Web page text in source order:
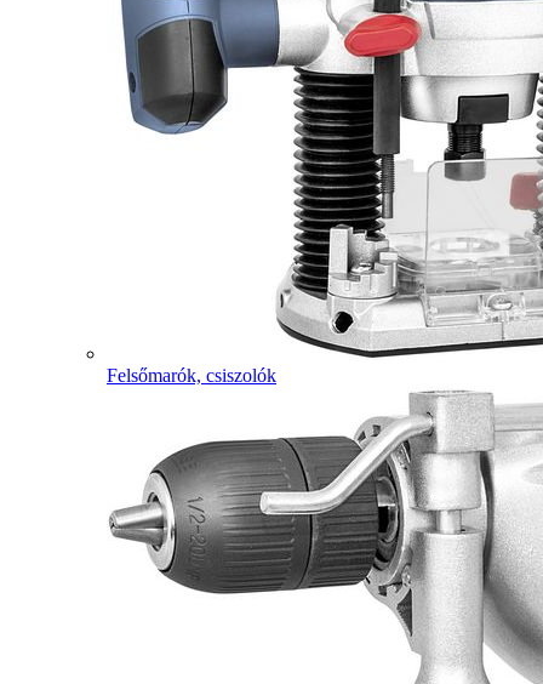
Felsőmarók, csiszolók